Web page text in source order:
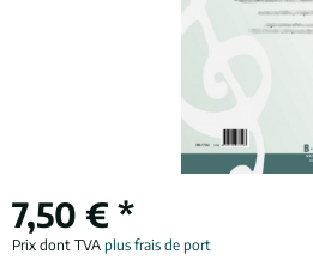
7,50 € *
Prix dont TVA plus frais de port